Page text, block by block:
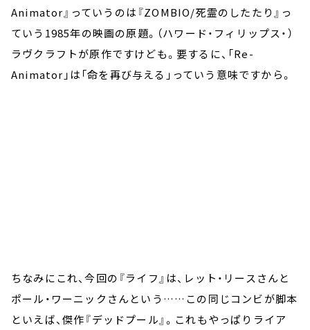
Animator』っていうのは『ZOMBIO/死霊のしたたり』っ
ていう1985年の映画の原題。（ハワード・フィリップス・）
ラヴクラフトが原作ですけども。要するに、「Re-
Animator」は「命を再び与える」っていう意味ですから。
ちなみにこれ、今回の『ライフ』は、レット・リースさんと
ポール・ワーニックさんという……この同じコンビが脚本
といえば、傑作『デッドプール』。これもやっぱりライア